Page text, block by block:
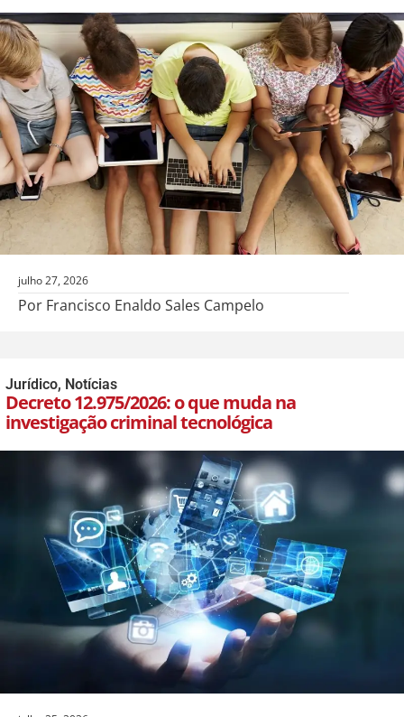
julho 27, 2026
Por Francisco Enaldo Sales Campelo
Jurídico, Notícias
Decreto 12.975/2026: o que muda na
investigação criminal tecnológica